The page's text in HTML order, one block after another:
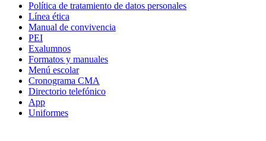
Política de tratamiento de datos personales
Línea ética
Manual de convivencia
PEI
Exalumnos
Formatos y manuales
Menú escolar
Cronograma CMA
Directorio telefónico
App
Uniformes